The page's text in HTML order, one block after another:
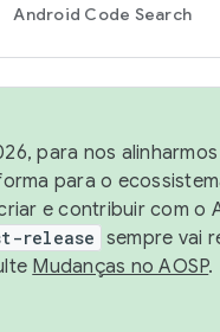
Android Code Search
para nos
para o
e contribuir com o
release sempre vai
Mudanças no AOSP.